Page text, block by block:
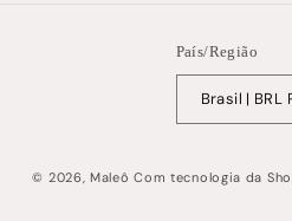
País/Região
© 2026,Maleô Com tecnologia da